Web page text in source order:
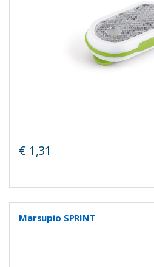
€ 1,31
Marsupio SPRINT